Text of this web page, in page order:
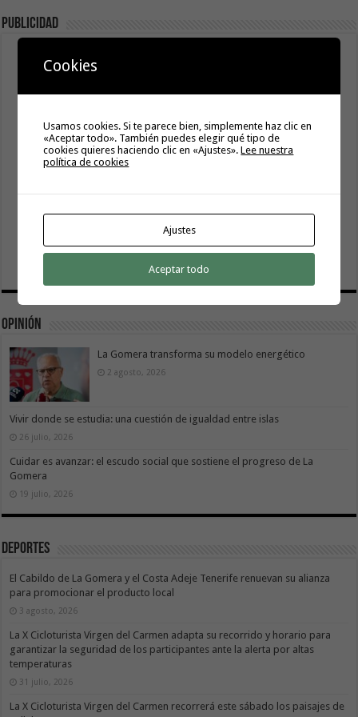
Publicidad
Opinión
La Gomera transforma su modelo energético
2 agosto, 2026
Vivir donde se estudia: una cuestión de igualdad entre islas
26 julio, 2026
Cuidar es avanzar: el escudo social que sostiene el progreso de La
Gomera
19 julio, 2026
Deportes
El Cabildo de La Gomera y el Costa Adeje Tenerife renuevan su alianza
para promocionar el producto local
3 agosto, 2026
La X Cicloturista Virgen del Carmen adapta su recorrido y horario para
garantizar la seguridad de los participantes ante la alerta por altas
temperaturas
31 julio, 2026
La X Cicloturista Virgen del Carmen recorrerá este sábado los paisajes de
Cookies
Usamos cookies. Si te parece bien, simplemente haz clic en
«Aceptar todo». También puedes elegir qué tipo de
cookies quieres haciendo clic en «Ajustes».Lee nuestra
política de cookies
Ajustes
Aceptar todo